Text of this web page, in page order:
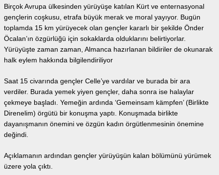
Birçok Avrupa ülkesinden yürüyüşe katılan Kürt ve enternasyonal
gençlerin coşkusu, etrafa büyük merak ve moral yayıyor. Bugün
toplamda 15 km yürüyecek olan gençler kararlı bir şekilde Önder
Öcalan’ın özgürlüğü için sokaklarda olduklarını belirtiyorlar.
Yürüyüşte zaman zaman, Almanca hazırlanan bildiriler de okunarak
halk eylem hakkında bilgilendiriliyor
Saat 15 civarında gençler Celle’ye vardılar ve burada bir ara
verdiler. Burada yemek yiyen gençler, daha sonra ise halaylar
çekmeye başladı. Yemeğin ardında ‘Gemeinsam kämpfen’ (Birlikte
Direnelim) örgütü bir konuşma yaptı. Konuşmada birlikte
dayanışmanın önemini ve özgün kadın örgütlenmesinin önemine
değindi.
Açıklamanın ardından gençler yürüyüşün kalan bölümünü yürümek
üzere yola çıktı.